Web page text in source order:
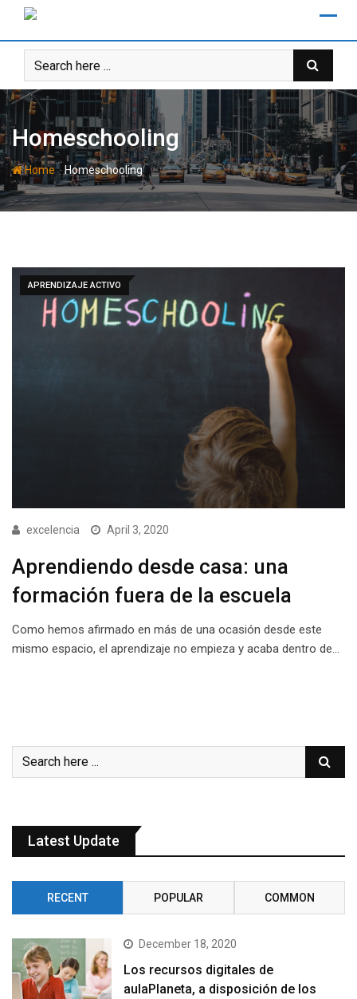
content
Homeschooling
Home-Homeschooling
APRENDIZAJE ACTIVO
excelencia April 3, 2020
Aprendiendo desde casa: una
formación fuera de la escuela
Como hemos afirmado en más de una ocasión desde este
mismo espacio, el aprendizaje no empieza y acaba dentro de…
Latest Update
RECENT POPULAR COMMON
December 18, 2020
Los recursos digitales de
aulaPlaneta, a disposición de los